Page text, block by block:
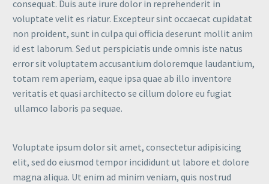
consequat. Duis aute irure dolor in reprehenderit in
voluptate velit es riatur. Excepteur sint occaecat cupidatat
non proident, sunt in culpa qui officia deserunt mollit anim
id est laborum. Sed ut perspiciatis unde omnis iste natus
error sit voluptatem accusantium doloremque laudantium,
totam rem aperiam, eaque ipsa quae ab illo inventore
veritatis et quasi architecto se cillum dolore eu fugiat
ullamco laboris pa sequae.
Voluptate ipsum dolor sit amet, consectetur adipisicing
elit, sed do eiusmod tempor incididunt ut labore et dolore
magna aliqua. Ut enim ad minim veniam, quis nostrud